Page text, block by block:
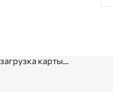
загрузка карты...